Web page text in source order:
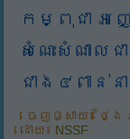
កម្ពុជា
សំណេះសំណា
ជាង៤ពាន់ន
ចេញផ្សាយ៖ ថ្ង
ដោយ៖ NSSF